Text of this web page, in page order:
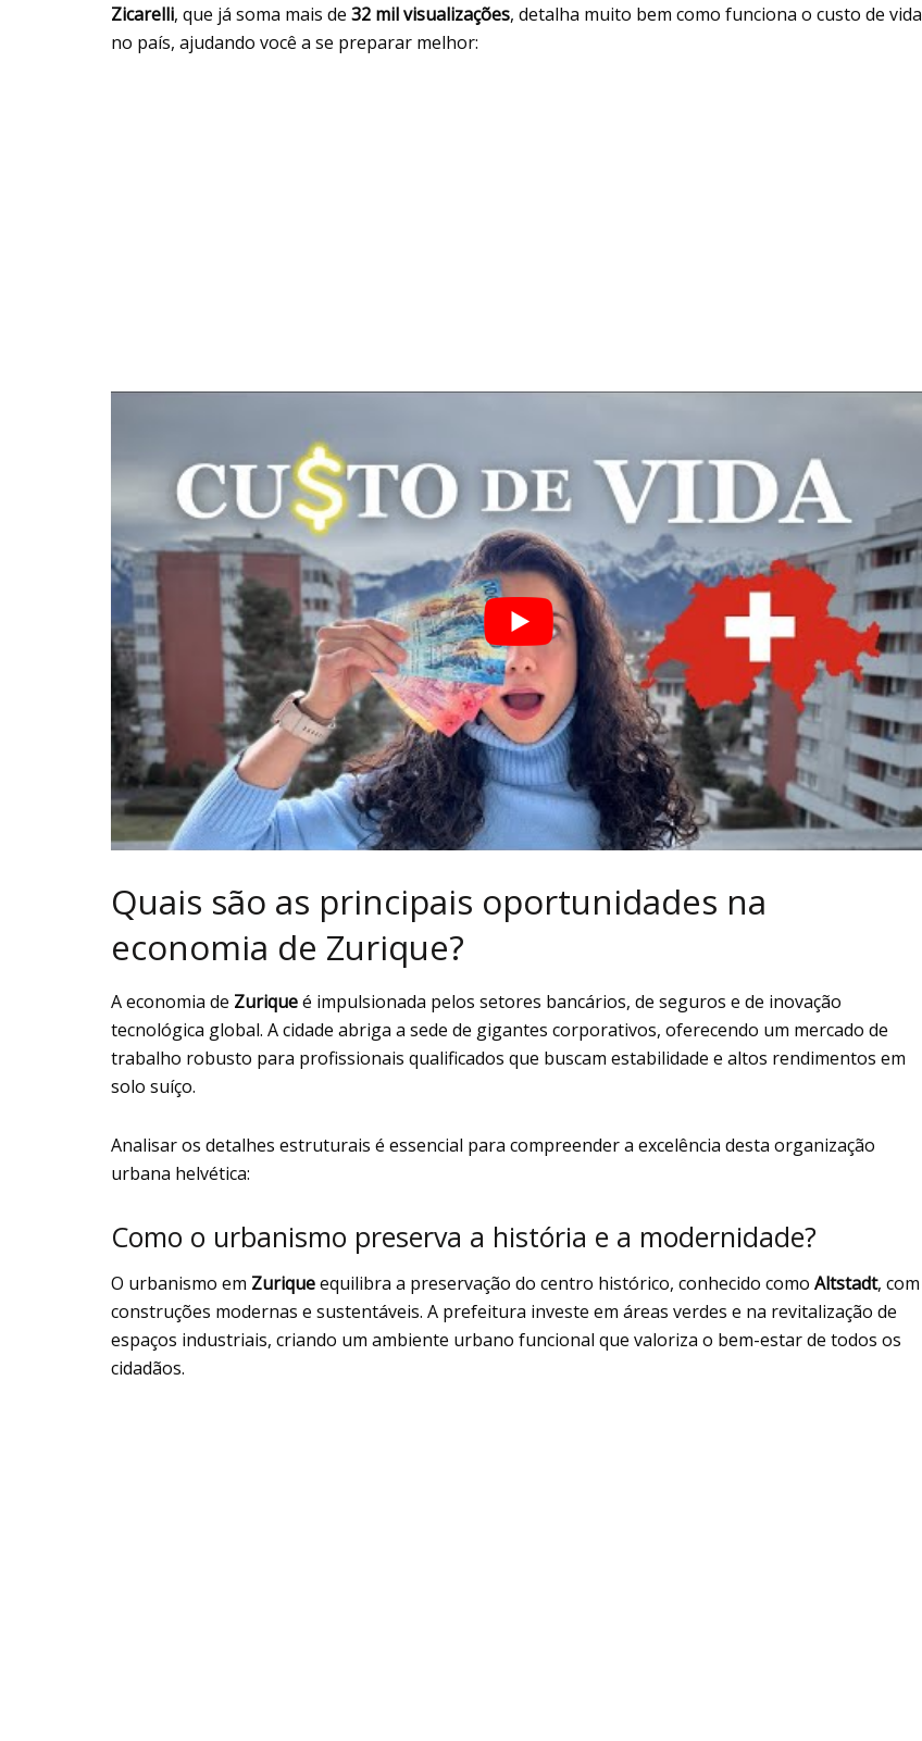
Zicarelli, que já soma mais de 32 mil visualizações, detalha muito bem como funciona o custo de vida
no país, ajudando você a se preparar melhor:
Quais são as principais oportunidades na
economia de Zurique?
A economia de Zuriqueé impulsionada pelos setores bancários, de seguros e de inovação
tecnológica global. A cidade abriga a sede de gigantes corporativos, oferecendo um mercado de
trabalho robusto para profissionais qualificados que buscam estabilidade e altos rendimentos em
solo suíço.
Analisar os detalhes estruturais é essencial para compreender a excelência desta organização
urbana helvética:
Como o urbanismo preserva a história e a modernidade?
O urbanismo em Zuriqueequilibra a preservação do centro histórico, conhecido como Altstadt, com
construções modernas e sustentáveis. A prefeitura investe em áreas verdes e na revitalização de
espaços industriais, criando um ambiente urbano funcional que valoriza o bem-estar de todos os
cidadãos.